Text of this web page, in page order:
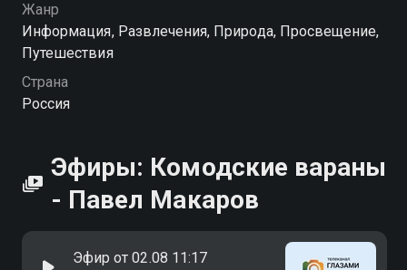
Жанр
Информация, Развлечения, Природа, Просвещение,
Путешествия
Страна
Россия
Эфиры: Комодские вараны
- Павел Макаров
Эфир от 02.08 11:17